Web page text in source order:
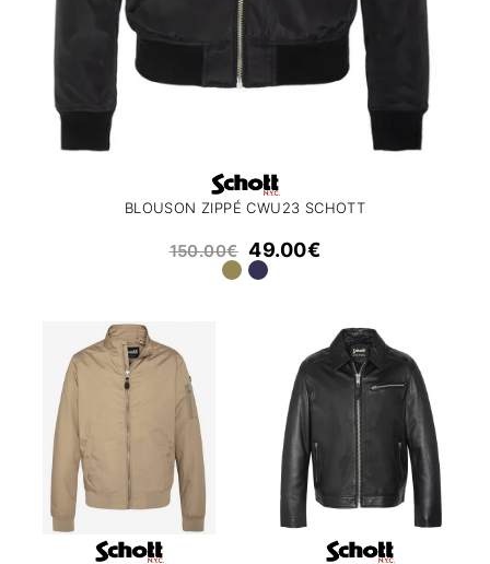
BLOUSON ZIPPÉ CWU23 SCHOTT
150.00€ 49.00€